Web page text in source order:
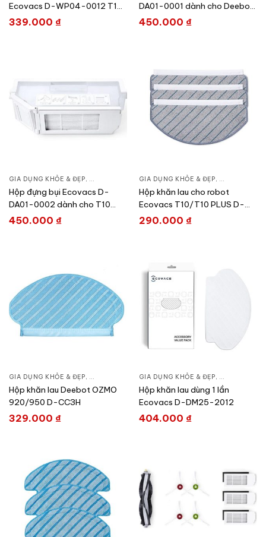
Ecovacs D-WP04-0012 T10
Turbo/T10 OMNI/X1 OMNI
339.000 ₫
DA01-0001 dành cho Deebot
X1 Series
450.000 ₫
GIA DỤNG KHỎE & ĐẸP, CHĂM SÓC NHÀ CỬA, HÚT BỤI – ROBOT HÚT BỤI
Hộp đựng bụi Ecovacs D-
DA01-0002 dành cho T10
Omni/T10 Turbo T10/T10 Plus
450.000 ₫
GIA DỤNG KHỎE & ĐẸP, CHĂM SÓC
Hộp khăn lau cho robot
Ecovacs T10/T10 PLUS D-
CC03-0029
290.000 ₫
GIA DỤNG KHỎE & ĐẸP, CHĂM SÓC NHÀ CỬA, HÚT BỤI – ROBOT HÚT BỤI
Hộp khăn lau Deebot OZMO
920/950 D-CC3H
329.000 ₫
GIA DỤNG KHỎE & ĐẸP, CHĂM SÓC
Hộp khăn lau dùng 1 lần
Ecovacs D-DM25-2012
404.000 ₫